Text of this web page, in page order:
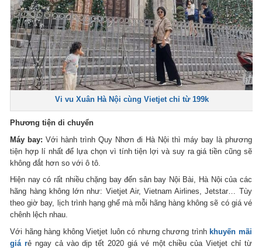
Vi vu Xuân Hà Nội cùng Vietjet chỉ từ 199k
Phương tiện di chuyển
Máy bay:Với hành trình Quy Nhơn đi Hà Nội thì máy bay là phương
tiện hợp lí nhất để lựa chọn vì tính tiện lợi và suy ra giá tiền cũng sẽ
không đắt hơn so với ô tô.
Hiện nay có rất nhiều chặng bay đến sân bay Nội Bài, Hà Nội của các
hãng hàng không lớn như: Vietjet Air, Vietnam Airlines, Jetstar… Tùy
theo giờ bay, lịch trình hạng ghế mà mỗi hãng hàng không sẽ có giá vé
chênh lệch nhau.
Với hãng hàng không Vietjet luôn có nhưng chương trình khuyến mãi
giá rẻ ngay cả vào dịp tết 2020 giá vé một chiều của Vietjet chỉ từ